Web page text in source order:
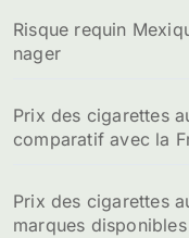
Risque requin
nager
Prix des cigarettes
comparatif avec la
Prix des cigarettes
marques disponibles